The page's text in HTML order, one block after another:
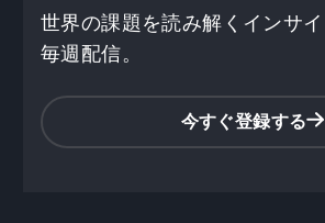
世界の課題を読み解くインサイ
毎週配信。
今すぐ登録する